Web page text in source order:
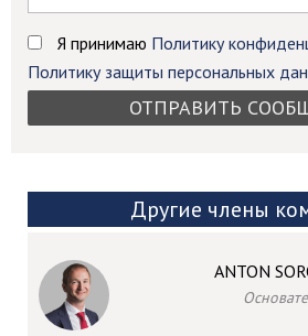
Я принимаю Политику
Политику защиты персональных
Другие члены
ANTON